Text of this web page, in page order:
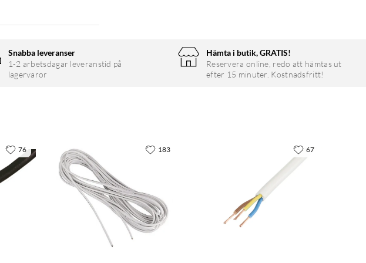
Snabba leveranser
1-2 arbetsdagar leveranstid på
lagervaror
Hämta i butik, GRATIS!
Reservera online, redo att hämtas ut
efter 15 minuter. Kostnadsfritt!
76 183 67